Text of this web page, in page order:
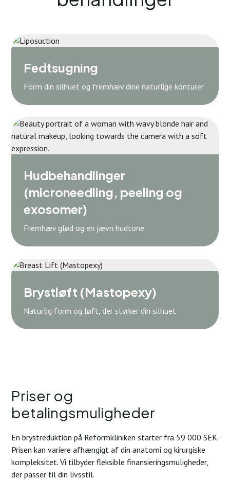
Fedtsugning
Form din silhuet og fremhæv dine naturlige konturer
Hudbehandlinger
(microneedling, peeling og
exosomer)
Fremhæv glød og en jævn hudtone
Brystløft (Mastopexy)
Naturlig form og løft, der styrker din silhuet
Priser og
betalingsmuligheder
En brystreduktion på Reformkliniken starter fra 59 000 SEK.
Prisen kan variere afhængigt af din anatomi og kirurgiske
kompleksitet. Vi tilbyder fleksible finansieringsmuligheder,
der passer til din livsstil.